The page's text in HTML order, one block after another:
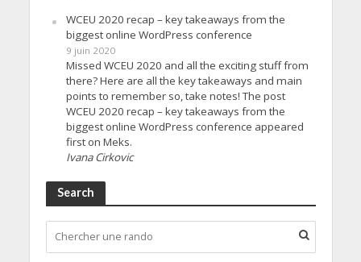
WCEU 2020 recap – key takeaways from the
biggest online WordPress conference
9 juin 2020
Missed WCEU 2020 and all the exciting stuff from
there? Here are all the key takeaways and main
points to remember so, take notes! The post
WCEU 2020 recap – key takeaways from the
biggest online WordPress conference appeared
first on Meks.
Ivana Cirkovic
Search